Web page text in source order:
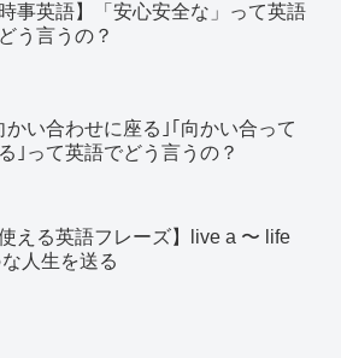
時事英語】「安心安全な」って英語
う言うの？
かい合わせに座る｣｢向かい合って
｣って英語でどう言うの？
使える英語フレーズ】live a 〜 life
人生を送る